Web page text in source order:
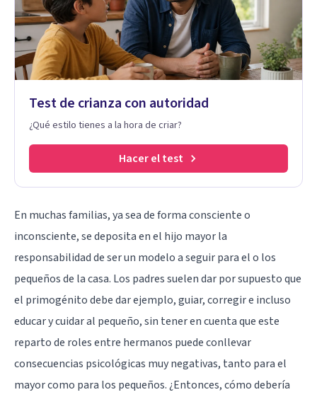
Test de crianza con autoridad
¿Qué estilo tienes a la hora de criar?
Hacer el test
En muchas familias, ya sea de forma consciente o
inconsciente, se deposita en el hijo mayor la
responsabilidad de ser un modelo a seguir para el o los
pequeños de la casa. Los padres suelen dar por supuesto que
el primogénito debe dar ejemplo, guiar, corregir e incluso
educar y cuidar al pequeño, sin tener en cuenta que este
reparto de roles entre hermanos puede conllevar
consecuencias psicológicas muy negativas, tanto para el
mayor como para los pequeños. ¿Entonces, cómo debería